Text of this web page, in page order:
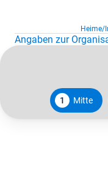
Heime/
Angaben zur
1 Mitte